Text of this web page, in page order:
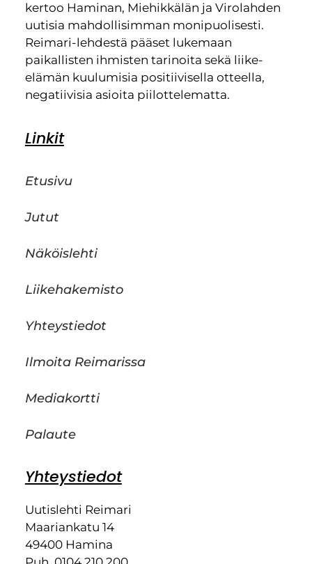
kertoo Haminan, Miehikkälän ja Virolahden
uutisia mahdollisimman monipuolisesti.
Reimari-lehdestä pääset lukemaan
paikallisten ihmisten tarinoita sekä liike-
elämän kuulumisia positiivisella otteella,
negatiivisia asioita piilottelematta.
Linkit
Etusivu
Jutut
Näköislehti
Liikehakemisto
Yhteystiedot
Ilmoita Reimarissa
Mediakortti
Palaute
Yhteystiedot
Uutislehti Reimari
Maariankatu 14
49400 Hamina